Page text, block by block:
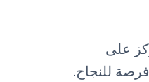
على
للنجاح.